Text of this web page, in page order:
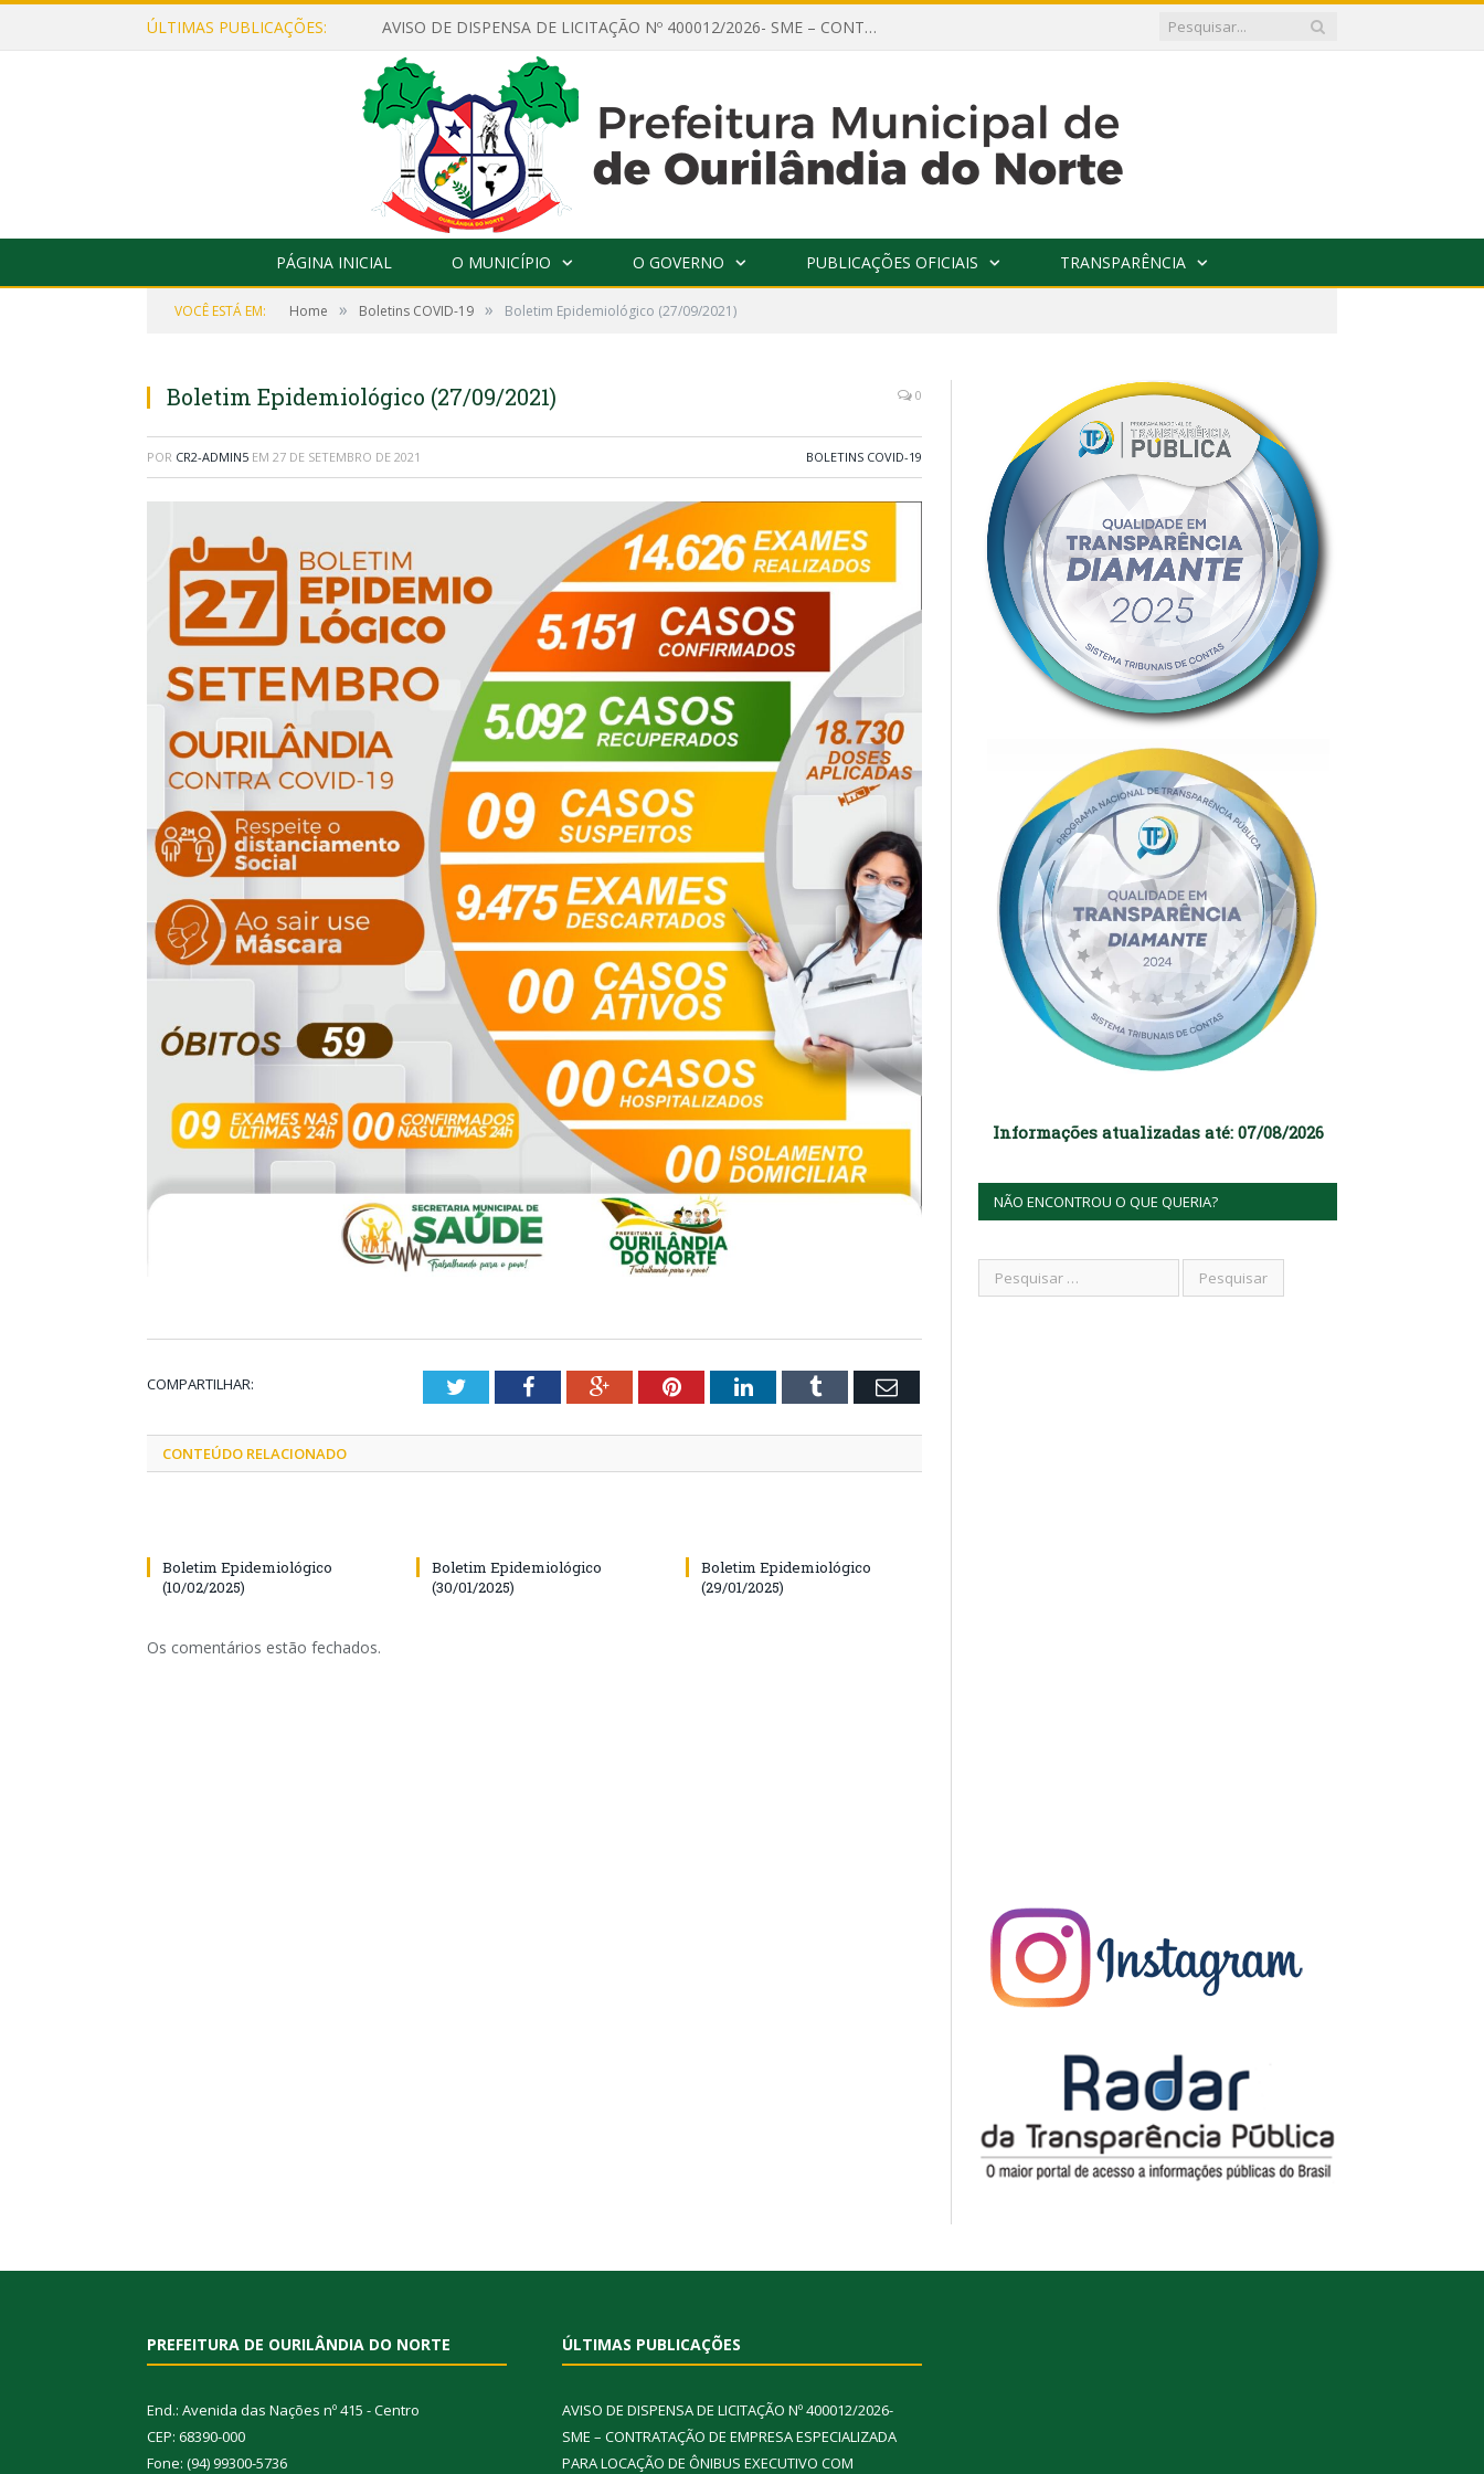
ÚLTIMAS PUBLICAÇÕES: AVISO DE DISPENSA DE LICITAÇÃO Nº 400012/2026- SME – CONTRATAÇÃO DE EMPRESA ESPECIALIZADA PARA LOCAÇÃO DE ÔNIBUS EXECUTIVO COM CAPACIDADE DE 60 (SESSENTA) POLTRONAS, PARA TRANSPORTAR PROFESSORES RESPONSÁVEIS E ALUNOS PARA BRASÍLIA, COM SAÍDA DIA 10/08/2026 E RETORNO DIA 14/08/2026
PÁGINA INICIAL O MUNICÍPIO O GOVERNO PUBLICAÇÕES OFICIAIS TRANSPARÊNCIA
VOCÊ ESTÁ EM: Home » Boletins COVID-19 » Boletim Epidemiológico (27/09/2021)
Boletim Epidemiológico (27/09/2021) 0
POR CR2-ADMIN5 EM 27 DE SETEMBRO DE 2021 BOLETINS COVID-19
COMPARTILHAR: TwitterFacebookGoogle+PinterestLinkedInTumblr Email
CONTEÚDO RELACIONADO
Boletim Epidemiológico
(10/02/2025)
Boletim Epidemiológico
(30/01/2025)
Boletim Epidemiológico
(29/01/2025)
Os comentários estão fechados.
Informações atualizadas até: 07/08/2026
NÃO ENCONTROU O QUE QUERIA?
PREFEITURA DE OURILÂNDIA DO NORTE
End.: Avenida das Nações nº 415 - Centro
CEP: 68390-000
Fone: (94) 99300-5736
ÚLTIMAS PUBLICAÇÕES
AVISO DE DISPENSA DE LICITAÇÃO Nº 400012/2026-
SME – CONTRATAÇÃO DE EMPRESA ESPECIALIZADA
PARA LOCAÇÃO DE ÔNIBUS EXECUTIVO COM